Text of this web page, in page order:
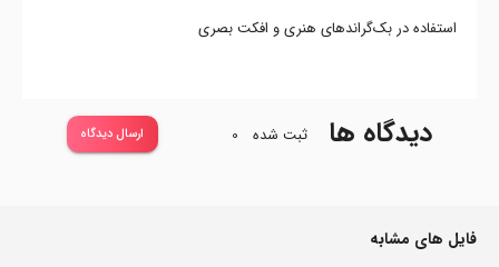
استفاده در بک‌گراندهای هنری و افکت بصری
دیدگاه ها ثبت شده 0 ارسال دیدگاه
فایل های مشابه